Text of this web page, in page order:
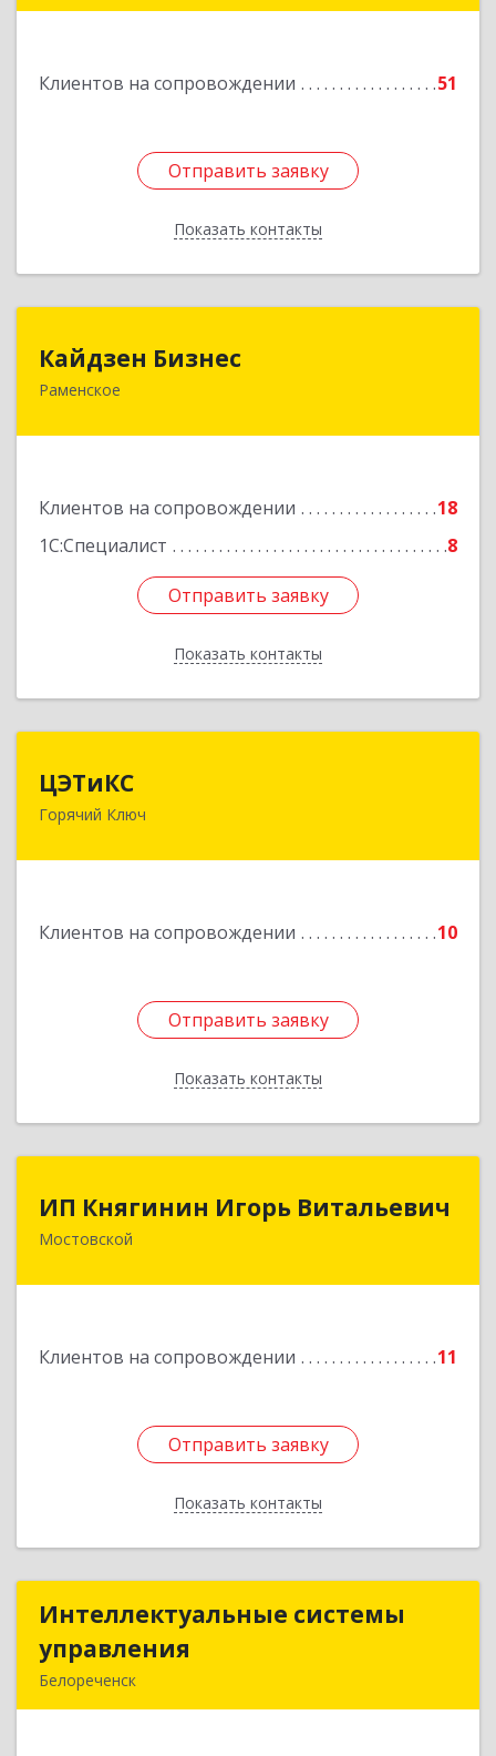
Клиентов на сопровождении 51
Отправить заявку
Показать контакты
Отправить заявку
Назад
Кайдзен Бизнес
Раменское
Клиентов на сопровождении
18
1С:Специалист
8
Отправить заявку
Показать контакты
Подробнее
Отправить заявку
Назад
ЦЭТиКС
Горячий Ключ
Клиентов на сопровождении 10
Отправить заявку
Показать контакты
353290, Краснодарский край, Горячий Ключ г,
Отправить заявку
Назад
ИП Княгинин Игорь Витальевич
Мостовской
Клиентов на сопровождении 11
Отправить заявку
Показать контакты
352570, Краснодарский край, Мостовский р-н,
Отправить заявку
Назад
Интеллектуальные системы
управления
Белореченск
Интеллектуальные системы